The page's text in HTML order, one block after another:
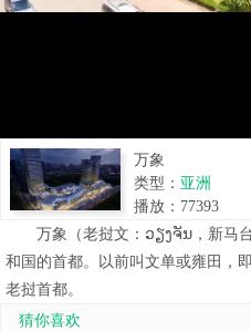
万象
类型： 亚洲
播放： 77393
万象（老挝文：ວຽງຈັນ，新马台
和国的首都。以前叫文单或雍田，
老挝首都。
猜你喜欢